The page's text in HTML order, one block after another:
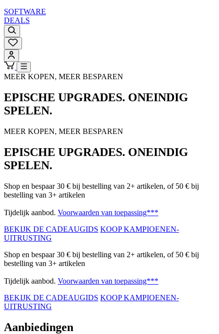
SOFTWARE
DEALS
MEER KOPEN, MEER BESPAREN
EPISCHE UPGRADES. ONEINDIG
SPELEN.
MEER KOPEN, MEER BESPAREN
EPISCHE UPGRADES. ONEINDIG
SPELEN.
Shop en bespaar 30 € bij bestelling van 2+ artikelen, of 50 € bij
bestelling van 3+ artikelen
Tijdelijk aanbod. Voorwaarden van toepassing***
BEKIJK DE CADEAUGIDS KOOP KAMPIOENEN-
UITRUSTING
Shop en bespaar 30 € bij bestelling van 2+ artikelen, of 50 € bij
bestelling van 3+ artikelen
Tijdelijk aanbod. Voorwaarden van toepassing***
BEKIJK DE CADEAUGIDS KOOP KAMPIOENEN-
UITRUSTING
Aanbiedingen